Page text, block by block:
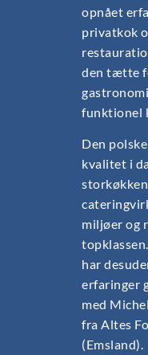
opnået
privatkok
den tætte
funktionel
Den
kvalitet i
miljøer og
har
erfaringer
med
fra Altes
(Emsland).